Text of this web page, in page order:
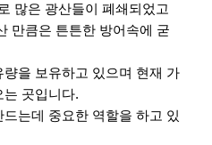
많은 광산들이 폐쇄되었고
만큼은 튼튼한 방어속에 굳
을 보유하고 있으며 현재 가
는 곳입니다.
는데 중요한 역할을 하고 있